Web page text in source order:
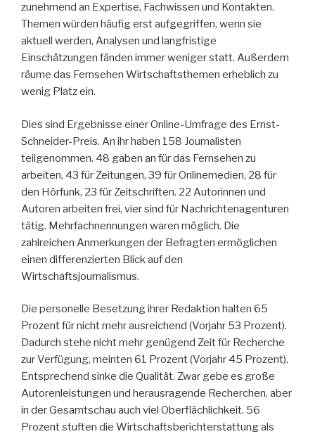
zunehmend an Expertise, Fachwissen und Kontakten.
Themen würden häufig erst aufgegriffen, wenn sie
aktuell werden, Analysen und langfristige
Einschätzungen fänden immer weniger statt. Außerdem
räume das Fernsehen Wirtschaftsthemen erheblich zu
wenig Platz ein.
Dies sind Ergebnisse einer Online-Umfrage des Ernst-
Schneider-Preis. An ihr haben 158 Journalisten
teilgenommen. 48 gaben an für das Fernsehen zu
arbeiten, 43 für Zeitungen, 39 für Onlinemedien, 28 für
den Hörfunk, 23 für Zeitschriften. 22 Autorinnen und
Autoren arbeiten frei, vier sind für Nachrichtenagenturen
tätig. Mehrfachnennungen waren möglich. Die
zahlreichen Anmerkungen der Befragten ermöglichen
einen differenzierten Blick auf den
Wirtschaftsjournalismus.
Die personelle Besetzung ihrer Redaktion halten 65
Prozent für nicht mehr ausreichend (Vorjahr 53 Prozent).
Dadurch stehe nicht mehr genügend Zeit für Recherche
zur Verfügung, meinten 61 Prozent (Vorjahr 45 Prozent).
Entsprechend sinke die Qualität. Zwar gebe es große
Autorenleistungen und herausragende Recherchen, aber
in der Gesamtschau auch viel Oberflächlichkeit. 56
Prozent stuften die Wirtschaftsberichterstattung als